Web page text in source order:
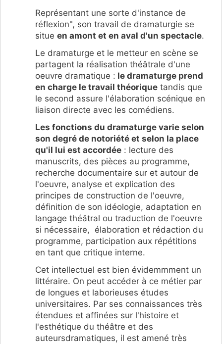
Représentant une sorte d'instance de
réflexion", son travail de dramaturgie se
situe en amont et en aval d'un spectacle.
Le dramaturge et le metteur en scène se
partagent la réalisation théâtrale d'une
oeuvre dramatique : le dramaturge prend
en charge le travail théorique tandis que
le second assure l'élaboration scénique en
liaison directe avec les comédiens.
Les fonctions du dramaturge varie selon
son degré de notoriété et selon la place
qu'il lui est accordée : lecture des
manuscrits, des pièces au programme,
recherche documentaire sur et autour de
l'oeuvre, analyse et explication des
principes de construction de l'oeuvre,
définition de son idéologie, adaptation en
langage théâtral ou traduction de l'oeuvre
si nécessaire, élaboration et rédaction du
programme, participation aux répétitions
en tant que critique interne.
Cet intellectuel est bien évidemmment un
littéraire. On peut accéder à ce métier par
de longues et laborieuses études
universitaires. Par ses connaissances très
étendues et affinées sur l'histoire et
l'esthétique du théâtre et des
auteursdramatiques, il est amené très